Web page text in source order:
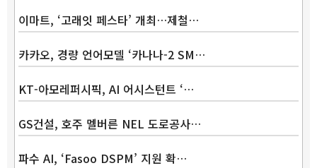
이마트, ‘고래잇 페스타’ 개최…제철…
카카오, 경량 언어모델 ‘카나나-2 SM…
KT-아모레퍼시픽, AI 어시스턴트 ‘…
GS건설, 호주 멜버른 NEL 도로공사…
파수 AI, ‘Fasoo DSPM’ 지원 확…